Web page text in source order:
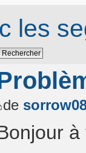
les
de
à